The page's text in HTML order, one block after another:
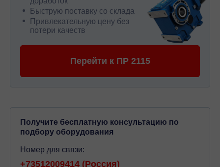
Быструю поставку со склада
Привлекательную цену без
потери качеств
Перейти к ПР 2115
Получите бесплатную консультацию по
подбору оборудования
Номер для связи:
+73512009414 (Россия)